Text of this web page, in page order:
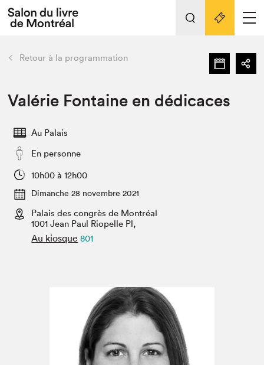
Espace exposant⋅e⋅s
Espace enseignant·e·s
L'événement
Préparer sa visite au Salon
Actualités
SLM PRO
retour Nos activités
Préparer sa visite
Salon au Palais
Projets partenaires
Liens pratiques
Retour à la programmation
Valérie Fontaine en dédicaces
Au Palais
En personne
10h00 à 12h00
Dimanche 28 novembre 2021
Palais des congrès de Montréal
1001 Jean Paul Riopelle Pl,
Au kiosque 801